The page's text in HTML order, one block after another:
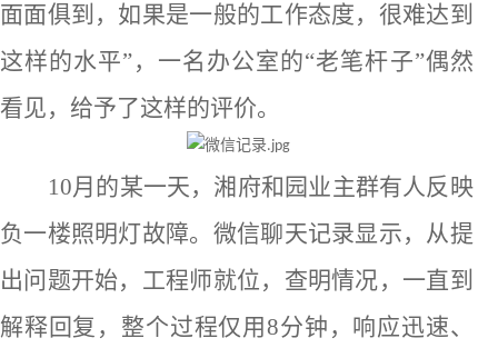
面面俱到，如果是一般的工作态度，很难达到
这样的水平”，一名办公室的“老笔杆子”偶然
看见，给予了这样的评价。
10月的某一天，湘府和园业主群有人反映
负一楼照明灯故障。微信聊天记录显示， 从提
出问题开始，工程师就位， 查明情况，一直到
解释回复， 整个过程仅 用8分钟， 响应迅速、